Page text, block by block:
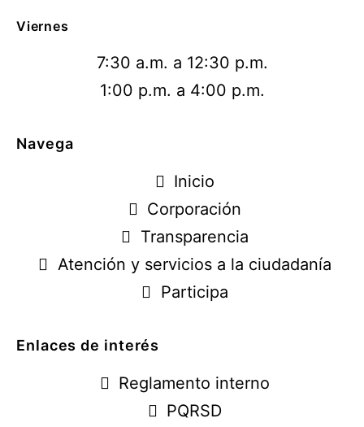
Viernes
7:30 a.m. a 12:30 p.m.
1:00 p.m. a 4:00 p.m.
Navega
Inicio
Corporación
Transparencia
Atención y servicios a la ciudadanía
Participa
Enlaces de interés
Reglamento interno
PQRSD